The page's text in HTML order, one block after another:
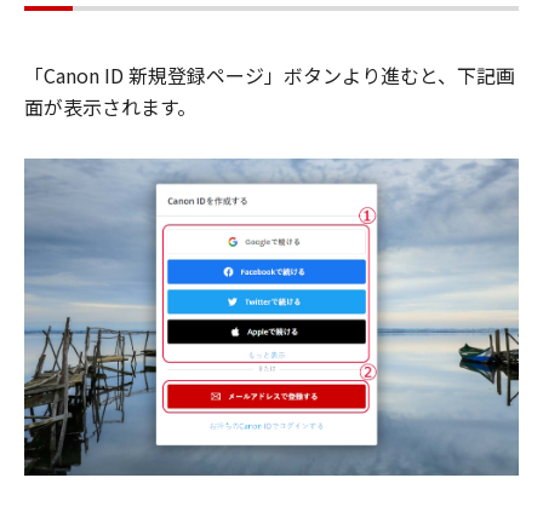
「Canon ID 新規登録ページ」ボタンより進むと、下記画
面が表示されます。